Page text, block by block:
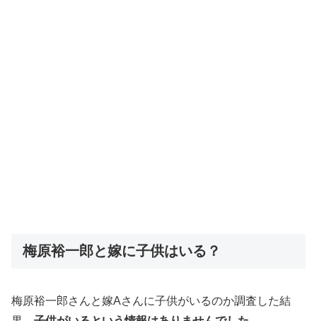
梅原裕一郎と嫁に子供はいる？
梅原裕一郎さんと嫁Aさんに子供がいるのか調査した結